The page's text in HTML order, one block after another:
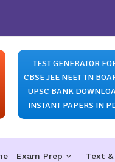
TEST GENERATOR
CBSE JEE NEET TN
UPSC BANK
INSTANT PAPERS IN
Exam Prep Text